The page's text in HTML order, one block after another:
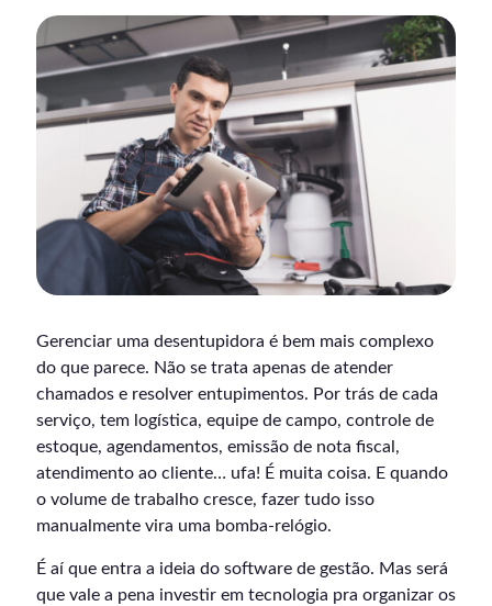
Gerenciar uma desentupidora é bem mais complexo
do que parece. Não se trata apenas de atender
chamados e resolver entupimentos. Por trás de cada
serviço, tem logística, equipe de campo, controle de
estoque, agendamentos, emissão de nota fiscal,
atendimento ao cliente… ufa! É muita coisa. E quando
o volume de trabalho cresce, fazer tudo isso
manualmente vira uma bomba-relógio.
É aí que entra a ideia do software de gestão. Mas será
que vale a pena investir em tecnologia pra organizar os